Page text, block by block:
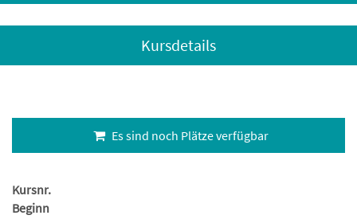
Kursdetails
Es sind noch Plätze verfügbar
Kursnr.
Beginn